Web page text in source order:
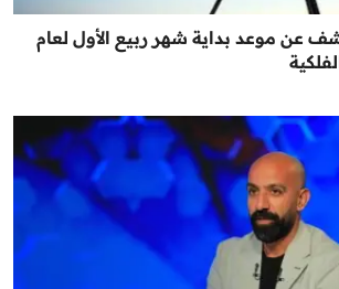
عن موعد بداية شهر ربيع الأول لعام